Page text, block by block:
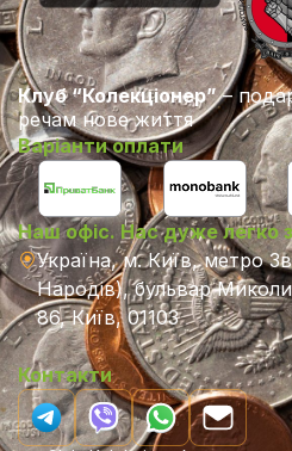
Клуб “Колекціонер”–
речам нове життя
Варіанти оплати
Наш офіс. Нас дуже легко
Україна, м. Київ, метро
Народів), бульвар
86, Київ, 01103
Контакти